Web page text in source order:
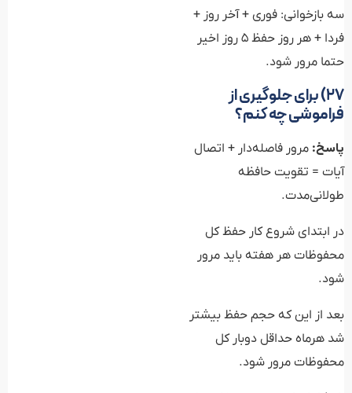
سه بازخوانی: فوری + آخر روز +
فردا + هر روز حفظ 5 روز اخیر
حتما مرور شود.
۲۷) برای جلوگیری از
فراموشی چه کنم؟
پاسخ: مرور فاصله‌دار + اتصال
آیات = تقویت حافظه
طولانی‌مدت.
در ابتدای شروع کار حفظ کل
محفوظات هر هفته باید مرور
شود.
بعد از این که حجم حفظ بیشتر
شد هرماه حداقل دوبار کل
محفوظات مرور شود.